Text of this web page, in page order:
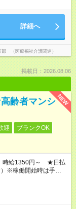
詳細へ
（医療福祉介護関連）
掲載日：2026.08.06
NEW
齢者マンシ
迎
ブランクOK
時給1350円～ ★日払
※稼働開始時は手続き